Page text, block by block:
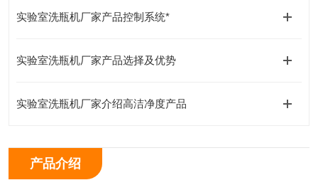
实验室洗瓶机厂家产品控制系统*
实验室洗瓶机厂家产品选择及优势
实验室洗瓶机厂家介绍高洁净度产品
产品介绍